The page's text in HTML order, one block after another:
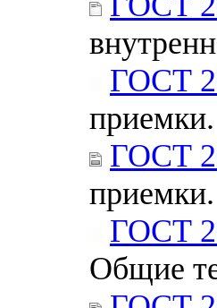
ГОСТ
ГОСТ
ГОСТ
Общие